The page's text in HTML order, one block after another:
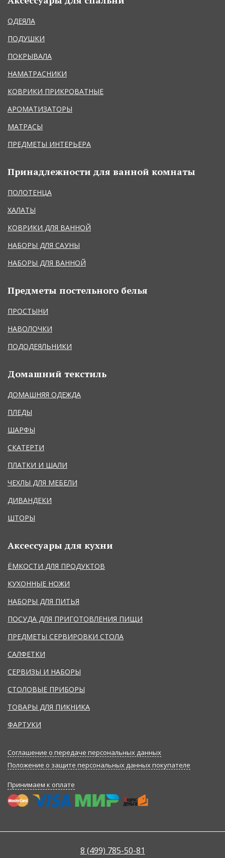
ОДЕЯЛА
ПОДУШКИ
ПОКРЫВАЛА
НАМАТРАСНИКИ
КОВРИКИ ПРИКРОВАТНЫЕ
АРОМАТИЗАТОРЫ
МАТРАСЫ
ПРЕДМЕТЫ ИНТЕРЬЕРА
Принадлежности для ванной комнаты
ПОЛОТЕНЦА
ХАЛАТЫ
КОВРИКИ ДЛЯ ВАННОЙ
НАБОРЫ ДЛЯ САУНЫ
НАБОРЫ ДЛЯ ВАННОЙ
Предметы постельного белья
ПРОСТЫНИ
НАВОЛОЧКИ
ПОДОДЕЯЛЬНИКИ
Домашний текстиль
ДОМАШНЯЯ ОДЕЖДА
ПЛЕДЫ
ШАРФЫ
СКАТЕРТИ
ПЛАТКИ И ШАЛИ
ЧЕХЛЫ ДЛЯ МЕБЕЛИ
ДИВАНДЕКИ
ШТОРЫ
Аксессуары для кухни
ЁМКОСТИ ДЛЯ ПРОДУКТОВ
КУХОННЫЕ НОЖИ
НАБОРЫ ДЛЯ ПИТЬЯ
ПОСУДА ДЛЯ ПРИГОТОВЛЕНИЯ ПИЩИ
ПРЕДМЕТЫ СЕРВИРОВКИ СТОЛА
САЛФЕТКИ
СЕРВИЗЫ И НАБОРЫ
СТОЛОВЫЕ ПРИБОРЫ
ТОВАРЫ ДЛЯ ПИКНИКА
ФАРТУКИ
Соглашение о передаче персональных данных
Положение о защите персональных данных покупателе
Принимаем к оплате
8 (499) 785-50-81